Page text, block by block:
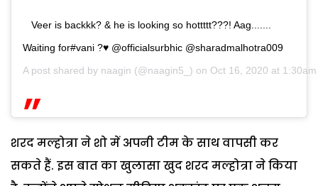
Veer is backkk? & he is looking so hottttt???! Aag.......
Waiting for#vani ?♥ @officialsurbhic @sharadmalhotra009
A post shared by naagin (@naagin5_) on Oct 16, 2020 at
शरद मल्होत्रा ने शो में अपनी टीम के साथ वापसी कर
सकते हैं. इस बात का खुलासा खुद शरद मल्होत्रा ने किया